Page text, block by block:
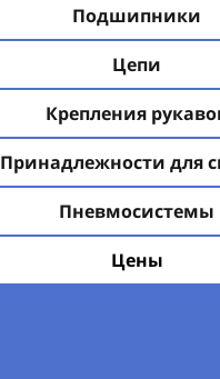
Подшипники
Цепи
Крепления
Принадлежности для
Пневмосистемы
Цены